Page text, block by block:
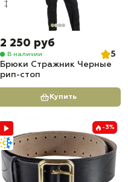
2 250 руб
В наличии
5
Брюки Стражник Черные
рип-стоп
Купить
-3%